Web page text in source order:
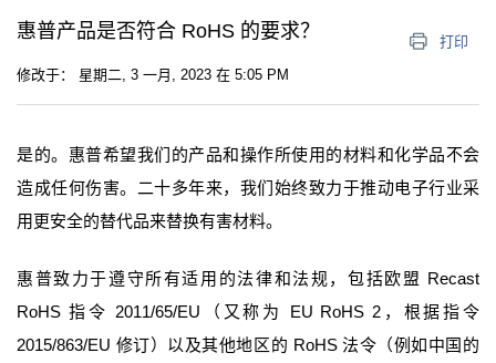
惠普产品是否符合 RoHS 的要求？
打印
修改于： 星期二, 3 一月, 2023 在 5:05 PM
是的。惠普希望我们的产品和操作所使用的材料和化学品不会
造成任何伤害。二十多年来，我们始终致力于推动电子行业采
用更安全的替代品来替换有害材料。
惠普致力于遵守所有适用的法律和法规，包括欧盟 Recast
RoHS 指令 2011/65/EU （又称为 EU RoHS 2 ，根据指令
2015/863/EU 修订）以及其他地区的 RoHS法令（例如中国的